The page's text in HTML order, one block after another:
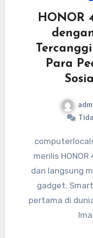
HONOR
Para
computerlocals.com – HONOR akhirnya
merilis
dan langsung
gadget.
pertama di